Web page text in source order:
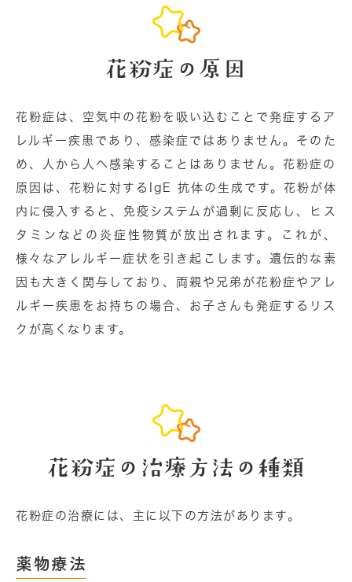
花粉症の原因
花粉症は、空気中の花粉を吸い込むことで発症するア
レルギー疾患であり、感染症ではありません。そのた
め、⼈から⼈へ感染することはありません。花粉症の
原因は、花粉に対するIgE 抗体の⽣成です。花粉が体
内に侵⼊すると、免疫システムが過剰に反応し、ヒス
タミンなどの炎症性物質が放出されます。これが、
様々なアレルギー症状を引き起こします。遺伝的な素
因も⼤きく関与しており、両親や兄弟が花粉症やアレ
ルギー疾患をお持ちの場合、お⼦さんも発症するリス
クが高くなります。
花粉症の治療⽅法の種類
花粉症の治療には、主に以下の⽅法があります。
薬物療法